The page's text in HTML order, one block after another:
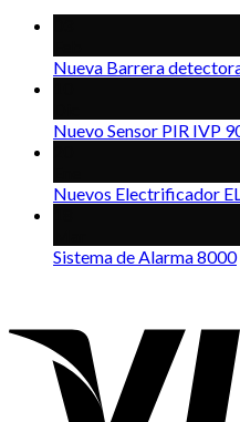
Nueva Barrera
Nuevo Sensor PIR IVP
Nuevos Electrificador
Sistema de Alarma 8000